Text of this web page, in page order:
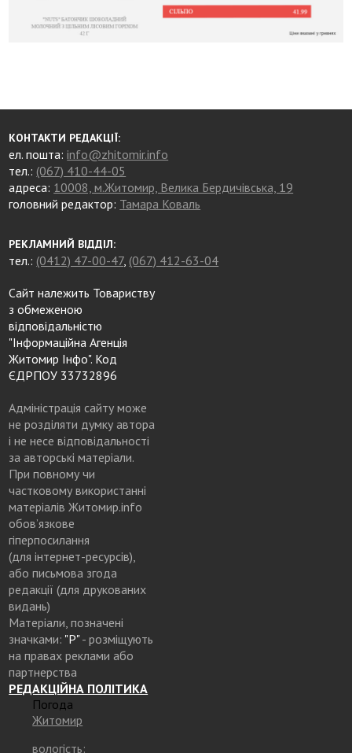
КОНТАКТИ РЕДАКЦІЇ:
ел. пошта:info@zhitomir.info
тел.: (067) 410-44-05
адреса: 10008, м.Житомир, Велика Бердичівська, 19
головний редактор: Тамара Коваль
РЕКЛАМНИЙ ВІДДІЛ:
тел.: (0412) 47-00-47, (067) 412-63-04
Сайт належить Товариству
з обмеженою
відповідальністю
"Інформаційна Агенція
Житомир Інфо". Код
ЄДРПОУ 33732896
Адміністрація сайту може
не розділяти думку автора
і не несе відповідальності
за авторські матеріали.
При повному чи
частковому використанні
матеріалів Житомир.info
обов’язкове
гіперпосилання
(для інтернет-ресурсів),
або письмова згода
редакції (для друкованих
видань)
Матеріали, позначені
значками: "Р"- розміщують
на правах реклами або
партнерства
РЕДАКЦІЙНА ПОЛІТИКА
Погода
Житомир
вологість: